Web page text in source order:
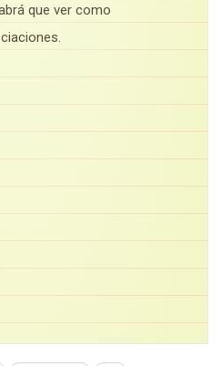
que ver como